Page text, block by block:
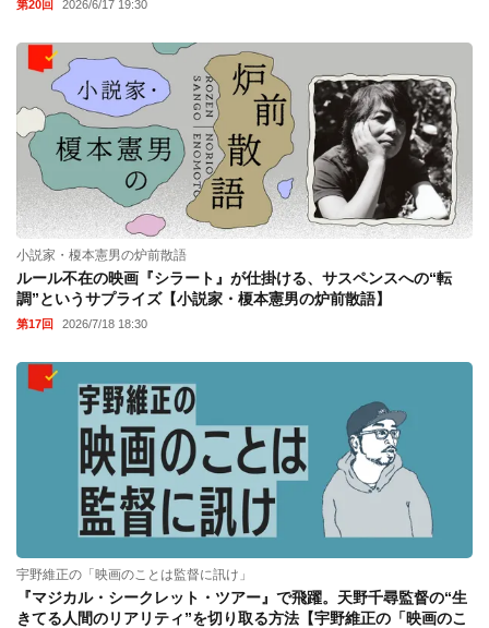
第20回 2026/6/17 19:30
小説家・榎本憲男の炉前散語
ルール不在の映画『シラート』が仕掛ける、サスペンスへの“転
調”というサプライズ【小説家・榎本憲男の炉前散語】
第17回 2026/7/18 18:30
宇野維正の「映画のことは監督に訊け」
『マジカル・シークレット・ツアー』で飛躍。天野千尋監督の“生
きてる人間のリアリティ”を切り取る方法【宇野維正の「映画のこ